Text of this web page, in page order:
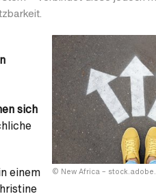
© New Africa –
sich
einem